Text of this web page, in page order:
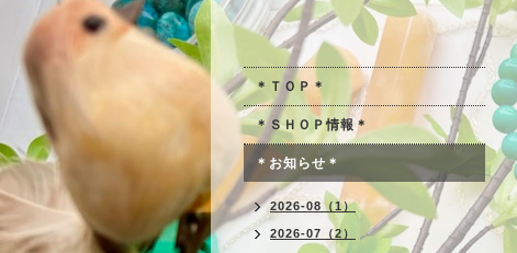
＊ＴＯＰ＊
＊ＳＨＯＰ情報＊
＊お知らせ＊
2026-08（1）
2026-07（2）